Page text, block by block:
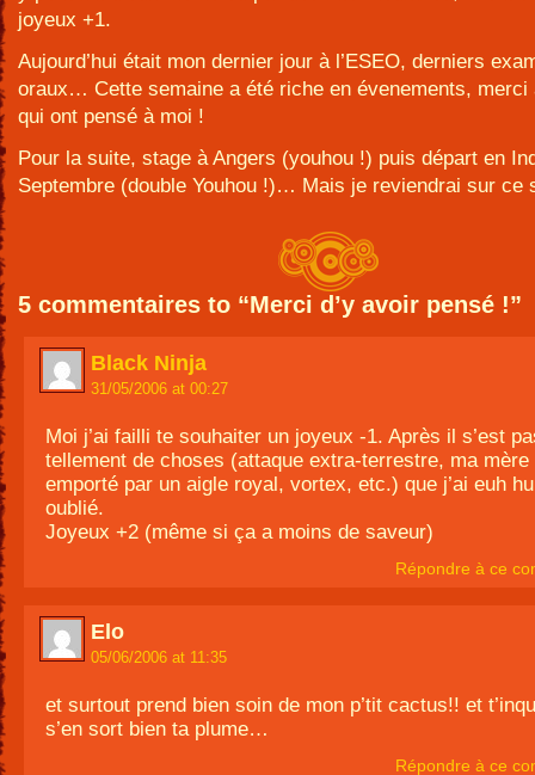
joyeux +1.
Aujourd’hui était mon dernier jour à l’ESEO, derniers
oraux… Cette semaine a été riche en évenements, merci
qui ont pensé à moi !
Pour la suite, stage à Angers (youhou !) puis départ en
Septembre (double Youhou !)… Mais je reviendrai sur ce
5 commentaires to “Merci d’y avoir pensé !”
Black Ninja
31/05/2006 at 00:27
Moi j’ai failli te souhaiter un joyeux -1. Après il s’est
tellement de choses (attaque extra-terrestre, ma mère
emporté par un aigle royal, vortex, etc.) que j’ai euh
oublié.
Joyeux +2 (même si ça a moins de saveur)
Répondre à ce
Elo
05/06/2006 at 11:35
et surtout prend bien soin de mon p’tit cactus!! et
s’en sort bien ta plume…
Répondre à ce